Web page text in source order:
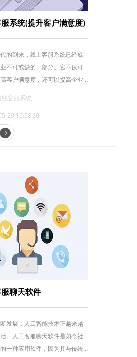
系统(提升客户满意度)
的到来，线上客服系统已经成
不可或缺的一部分。它不仅可
客户满意度，还可以提高企业
线客服系统
29 15:58:30
聊天软件
发展，人工智能技术正越来越
。人工客服聊天软件是如今社
一种应用软件，因为其与传统